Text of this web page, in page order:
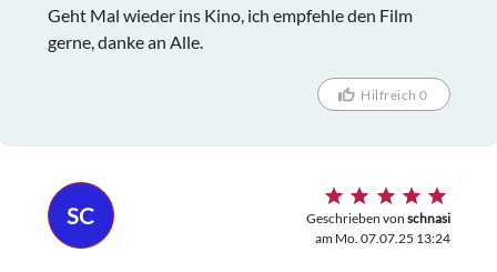
Geht Mal wieder ins Kino, ich empfehle den Film
gerne, danke an Alle.
Hilfreich 0
SC Geschrieben von schnasi
am Mo. 07.07.25 13:24